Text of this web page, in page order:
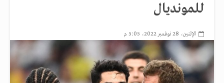
للمونديال
الإثنين، 28 نوفمبر 2022، 5:05 م